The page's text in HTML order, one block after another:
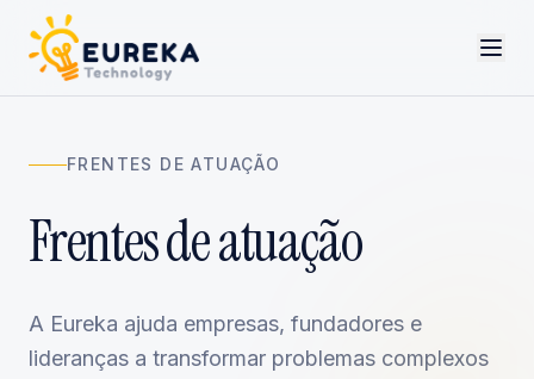
FRENTES DE ATUAÇÃO
Frentes de atuação
A Eureka ajuda empresas, fundadores e
lideranças a transformar problemas complexos